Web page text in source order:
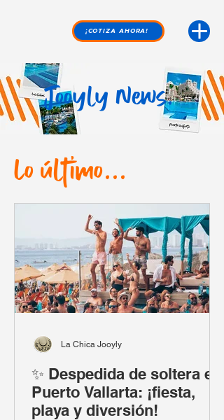
¡COTIZA AHORA!
Jooyly News.
Lo último...
✨ Despedida de soltera en
Puerto Vallarta: ¡fiesta,
playa y diversión!
La Chica Jooyly